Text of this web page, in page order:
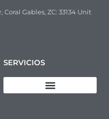
Gables, ZC: 33134 Unit
SERVICIOS